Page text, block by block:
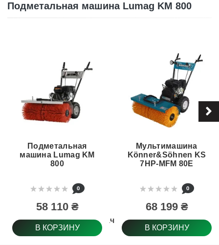
Подметальная машина Lumag KM 800
Назначение
Подметальная
машина Lumag KM
800
0
58 110 ₴
В КОРЗИНУ
Мультимашина
Könner&Söhnen KS
7HP-MFM 80E
0
68 199 ₴
В КОРЗИНУ